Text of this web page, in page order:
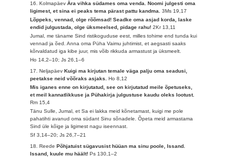
16. KolmapäevÄra vihka südames oma venda. Noomi julgesti oma
ligimest, et sina ei peaks tema pärast pattu kandma.3Ms 19,17
Lõppeks, vennad, olge rõõmsad! Seadke oma asjad korda, laske
endid julgustada, olge üksmeelsed, pidage rahu!2Kr 13,11
Jumal, me täname Sind ristikoguduse eest, milles tohime end tunda kui
vennad ja õed. Anna oma Püha Vaimu juhtimist, et aegsasti saaks
kõrvaldatud iga kibe juur, mis võib rikkuda armastust ja üksmeelt.
Ho 14,2–10; Js 26,1–6
17. NeljapäevKuigi ma kirjutan temale väga palju oma seadusi,
peetakse neid võõraks asjaks.Ho 8,12
Mis iganes enne on kirjutatud, see on kirjutatud meile õpetuseks,
et meil kannatlikkuse ja Pühakirja julgustuse kaudu oleks lootust.
Rm 15,4
Tänu Sulle, Jumal, et Sa ei lakka meid kõnetamast, kuigi me pole
pahatihti avanud oma südant Sinu sõnadele. Õpeta meid armastama
Sind üle kõige ja ligimest nagu iseennast.
Sf 3,14–20; Js 26,7–21
18. ReedePõhjatuist sügavusist hüüan ma sinu poole, Issand.
Issand, kuule mu häält!Ps 130,1–2